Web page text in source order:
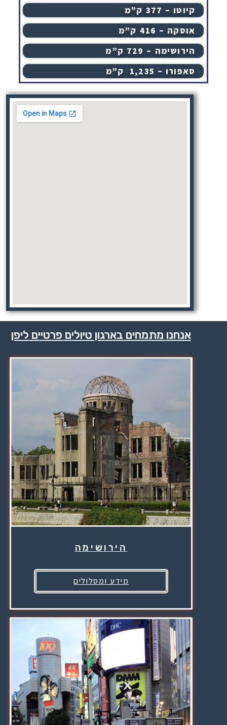
קיוטו – 377 ק”מ
אוסקה – 416 ק”מ
הירושימה – 729 ק”מ
סאפּורו – 1,235 ק”מ
אנחנו מתמחים בארגון טיולים פרטיים ליפן
הירושימה
מידע ומסלולים